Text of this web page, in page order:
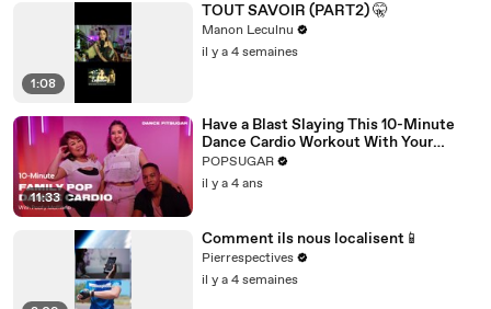
1:08
TOUT SAVOIR (PART2) 🤫
Manon Leculnu
il y a 4 semaines
11:33
Have a Blast Slaying This 10-Minute
Dance Cardio Workout With Your
Family
POPSUGAR
il y a 4 ans
Comment ils nous localisent📱
Pierrespectives
il y a 4 semaines